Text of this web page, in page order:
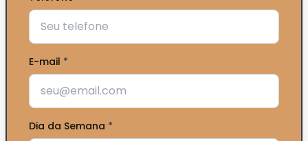
E-mail *
Dia da Semana *